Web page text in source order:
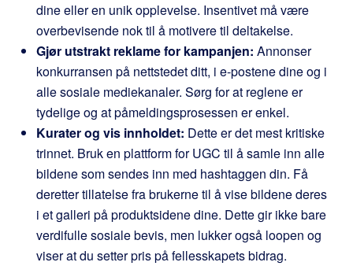
dine eller en unik opplevelse. Insentivet må være
overbevisende nok til å motivere til deltakelse.
Gjør utstrakt reklame for kampanjen: Annonser
konkurransen på nettstedet ditt, i e-postene dine og i
alle sosiale mediekanaler. Sørg for at reglene er
tydelige og at påmeldingsprosessen er enkel.
Kurater og vis innholdet: Dette er det mest kritiske
trinnet. Bruk en plattform for UGC til å samle inn alle
bildene som sendes inn med hashtaggen din. Få
deretter tillatelse fra brukerne til å vise bildene deres
i et galleri på produktsidene dine. Dette gir ikke bare
verdifulle sosiale bevis, men lukker også loopen og
viser at du setter pris på fellesskapets bidrag.